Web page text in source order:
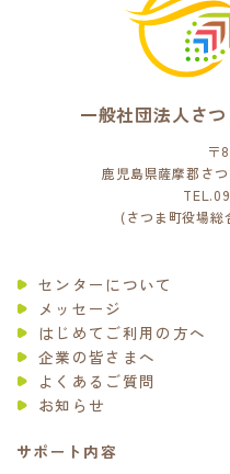
一般社団法人さ
〒
鹿児島県薩摩郡さ
(さつま町役場総
センターについて
メッセージ
はじめてご利用の方へ
企業の皆さまへ
よくあるご質問
お知らせ
サポート内容